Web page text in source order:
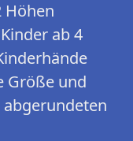
Höhen
ab 4
Größe und